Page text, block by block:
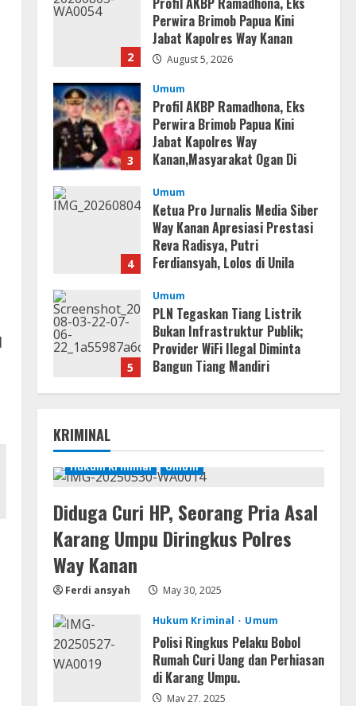
2
Perwira Brimob Papua Kini
Jabat Kapolres Way Kanan
August 5, 2026
3
Umum
Profil AKBP Ramadhona, Eks
Perwira Brimob Papua Kini
Jabat Kapolres Way
Kanan,Masyarakat Ogan Di
August 4, 2026
4
Umum
Ketua Pro Jurnalis Media Siber
Way Kanan Apresiasi Prestasi
Reva Radisya, Putri
Ferdiansyah, Lolos di Unila
August 4, 2026
5
Umum
PLN Tegaskan Tiang Listrik
Bukan Infrastruktur Publik;
Provider WiFi Ilegal Diminta
Bangun Tiang Mandiri
1
Rune Release for Desktop
August 6, 2026
2
Umum
Profil AKBP Ramadhona, Eks
Perwira Brimob Papua Kini
Jabat Kapolres Way Kanan
Profil AKBP Ramadhona, Eks
Perwira Brimob Papua Kini
Jabat Kapolres Way
Kanan,Masyarakat Ogan Di
Lampung Doakan Jadi Jendral
KRIMINAL
Hukum Kriminal Umum
Diduga Curi HP, Seorang Pria Asal
Karang Umpu Diringkus Polres
Way Kanan
Ferdi ansyah May 30, 2025
Hukum Kriminal Umum
Polisi Ringkus Pelaku Bobol
Rumah Curi Uang dan Perhiasan
di Karang Umpu.
May 27, 2025